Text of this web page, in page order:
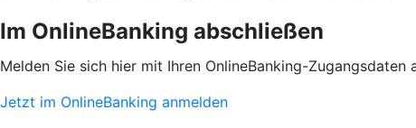
Im OnlineBanking abschließen
Melden Sie sich hier mit Ihren OnlineBanking-
Jetzt im OnlineBanking anmelden